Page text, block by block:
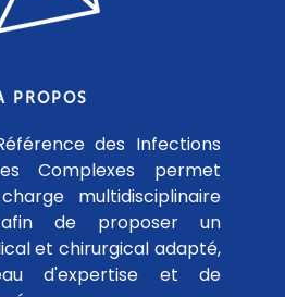
PROPOS
des Infections
Complexes permet
multidisciplinaire
afin de proposer un
et chirurgical adapté,
d'expertise et de